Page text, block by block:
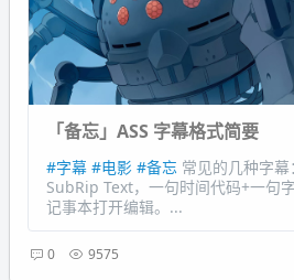
「备忘」ASS 字幕格式简要
#字幕 #电影 #备忘 常见的几种字
SubRip Text，一句时间代码+一句
记事本打开编辑。...
0 9575